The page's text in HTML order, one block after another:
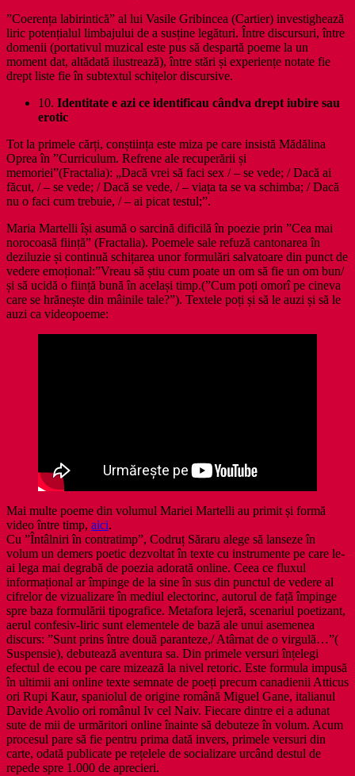
”Coerența labirintică” al lui Vasile Gribincea (Cartier) investighează
liric potențialul limbajului de a susține legături. Între discursuri, între
domenii (portativul muzical este pus să despartă poeme la un
moment dat, altădată ilustrează), între stări și experiențe notate fie
drept liste fie în subtextul schițelor discursive.
10. Identitate e azi ce identificau cândva drept iubire sau
erotic
Tot la primele cărți, conștiința este miza pe care insistă Mădălina
Oprea în ”Curriculum. Refrene ale recuperării și
memoriei”(Fractalia): „Dacă vrei să faci sex / – se vede; / Dacă ai
făcut, / – se vede; / Dacă se vede, / – viața ta se va schimba; / Dacă
nu o faci cum trebuie, / – ai picat testul;”.
Maria Martelli își asumă o sarcină dificilă în poezie prin ”Cea mai
norocoasă ființă” (Fractalia). Poemele sale refuză cantonarea în
deziluzie și continuă schițarea unor formulări salvatoare din punct de
vedere emoțional:”Vreau să știu cum poate un om să fie un om bun/
și să ucidă o ființă bună în același timp.(”Cum poți omorî pe cineva
care se hrănește din mâinile tale?”). Textele poți și să le auzi și să le
auzi ca videopoeme:
Mai multe poeme din volumul Mariei Martelli au primit și formă
video între timp, aici.
Cu ”Întâlniri în contratimp”, Codruț Săraru alege să lanseze în
volum un demers poetic dezvoltat în texte cu instrumente pe care le-
ai lega mai degrabă de poezia adorată online. Ceea ce fluxul
informațional ar împinge de la sine în sus din punctul de vedere al
cifrelor de vizualizare în mediul electorinc, autorul de față împinge
spre baza formulării tipografice. Metafora lejeră, scenariul poetizant,
aerul confesiv-liric sunt elementele de bază ale unui asemenea
discurs: ”Sunt prins între două paranteze,/ Atârnat de o virgulă…”(
Suspensie), debutează aventura sa. Din primele versuri înțelegi
efectul de ecou pe care mizează la nivel retoric. Este formula impusă
în ultimii ani online texte semnate de poeți precum canadienii Atticus
ori Rupi Kaur, spaniolul de origine română Miguel Gane, italianul
Davide Avolio ori românul Iv cel Naiv. Fiecare dintre ei a adunat
sute de mii de urmăritori online înainte să debuteze în volum. Acum
procesul pare să fie pentru prima dată invers, primele versuri din
carte, odată publicate pe rețelele de socializare urcând destul de
repede spre 1.000 de aprecieri.